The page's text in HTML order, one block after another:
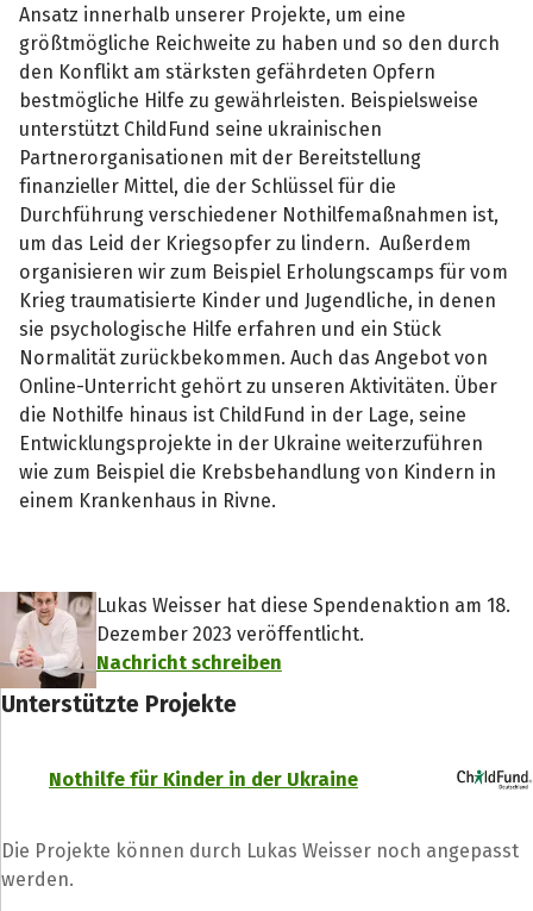
Ansatz innerhalb unserer Projekte, um eine
größtmögliche Reichweite zu haben und so den durch
den Konflikt am stärksten gefährdeten Opfern
bestmögliche Hilfe zu gewährleisten. Beispielsweise
unterstützt ChildFund seine ukrainischen
Partnerorganisationen mit der Bereitstellung
finanzieller Mittel, die der Schlüssel für die
Durchführung verschiedener Nothilfemaßnahmen ist,
um das Leid der Kriegsopfer zu lindern. Außerdem
organisieren wir zum Beispiel Erholungscamps für vom
Krieg traumatisierte Kinder und Jugendliche, in denen
sie psychologische Hilfe erfahren und ein Stück
Normalität zurückbekommen. Auch das Angebot von
Online-Unterricht gehört zu unseren Aktivitäten. Über
die Nothilfe hinaus ist ChildFund in der Lage, seine
Entwicklungsprojekte in der Ukraine weiterzuführen
wie zum Beispiel die Krebsbehandlung von Kindern in
einem Krankenhaus in Rivne.
Lukas Weisser hat diese Spendenaktion am 18.
Dezember 2023 veröffentlicht.
Nachricht schreiben
Unterstützte Projekte
Nothilfe für Kinder in der Ukraine
Die Projekte können durch Lukas Weisser noch angepasst
werden.